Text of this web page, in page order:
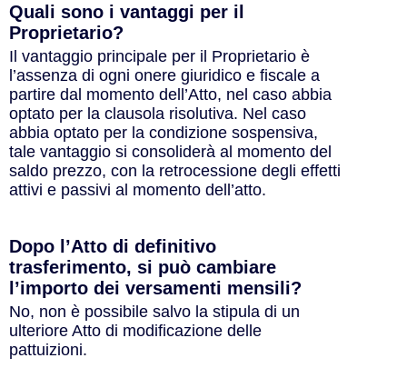
Quali sono i vantaggi per il
Proprietario?​
Il vantaggio principale per il Proprietario è
l’assenza di ogni onere giuridico e fiscale a
partire dal momento dell’Atto, nel caso abbia
optato per la clausola risolutiva. Nel caso
abbia optato per la condizione sospensiva,
tale vantaggio si consoliderà al momento del
saldo prezzo, con la retrocessione degli effetti
attivi e passivi al momento dell’atto.
Dopo l’Atto di definitivo
trasferimento, si può cambiare
l’importo dei versamenti mensili?
No, non è possibile salvo la stipula di un
ulteriore Atto di modificazione delle
pattuizioni.